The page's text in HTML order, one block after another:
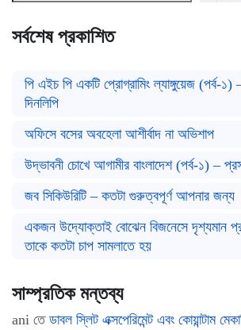
সর্বশেষ প্রকাশিত
পি এইচ পি একটি প্রোগ্রামিং ল্যাঙ্গুয়েজ (পর্ব-১)
দিনলিপি
অফিসে বসের অবহেলা আশীর্বাদ না অভিশাপ
উদ্ভাবনী চোখে আগামীর বাংলাদেশ (পর্ব-১) –
জব সিকিউরিটি – কতটা গুরুত্বপূর্ণ আপনার জন্য
একজন উদ্যোক্তাই বোঝেন বিজনেসে দৃশ্যমান
তাকে কতটা চাপ সামলাতে হয়
সাম্প্রতিক মন্তব্য
ani তে ডাবল স্লিট এক্সপেরিমেন্ট এবং কোয়ান্টাম